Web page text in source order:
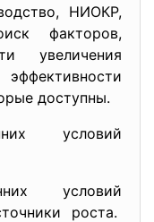
НИОКР,
факторов,
увеличения
доступны.
условий
условий
роста.